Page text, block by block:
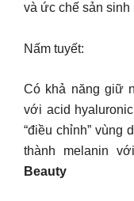
và ức chế sản sinh
Nấm tuyết:
Có khả năng giữ
với acid
“điều chỉnh” vùng
thành melanin
Beauty